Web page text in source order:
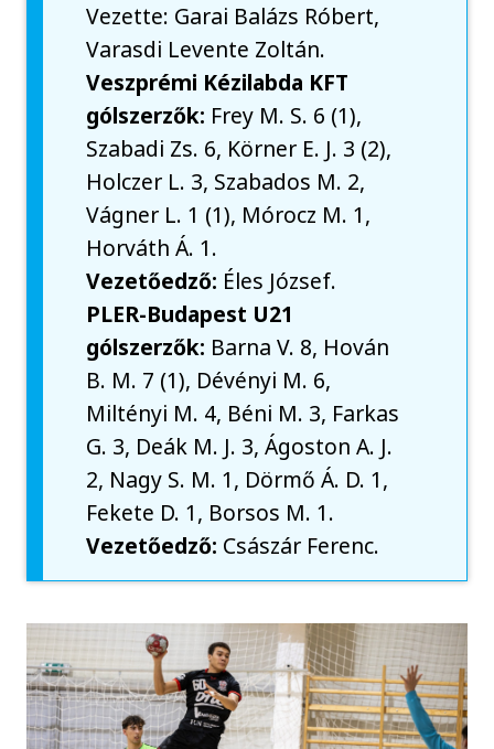
Vezette: Garai Balázs Róbert,
Varasdi Levente Zoltán.
Veszprémi Kézilabda KFT
gólszerzők: Frey M. S. 6 (1),
Szabadi Zs. 6, Körner E. J. 3 (2),
Holczer L. 3, Szabados M. 2,
Vágner L. 1 (1), Mórocz M. 1,
Horváth Á. 1.
Vezetőedző: Éles József.
PLER-Budapest U21
gólszerzők: Barna V. 8, Hován
B. M. 7 (1), Dévényi M. 6,
Miltényi M. 4, Béni M. 3, Farkas
G. 3, Deák M. J. 3, Ágoston A. J.
2, Nagy S. M. 1, Dörmő Á. D. 1,
Fekete D. 1, Borsos M. 1.
Vezetőedző: Császár Ferenc.